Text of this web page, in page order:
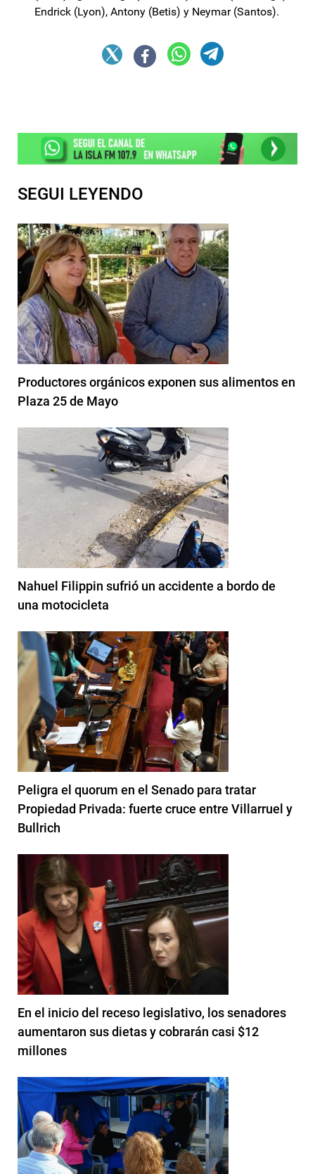
Endrick (Lyon), Antony (Betis) y Neymar (Santos).
SEGUI LEYENDO
Productores orgánicos exponen sus alimentos en
Plaza 25 de Mayo
Nahuel Filippin sufrió un accidente a bordo de
una motocicleta
Peligra el quorum en el Senado para tratar
Propiedad Privada: fuerte cruce entre Villarruel y
Bullrich
En el inicio del receso legislativo, los senadores
aumentaron sus dietas y cobrarán casi $12
millones